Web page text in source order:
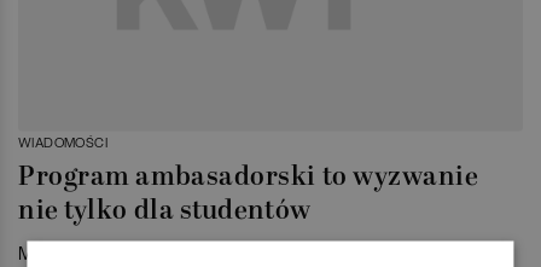
WIADOMOŚCI
Program ambasadorski to wyzwanie
nie tylko dla studentów
Międzynarodowe organizacje coraz częściej korzystają z